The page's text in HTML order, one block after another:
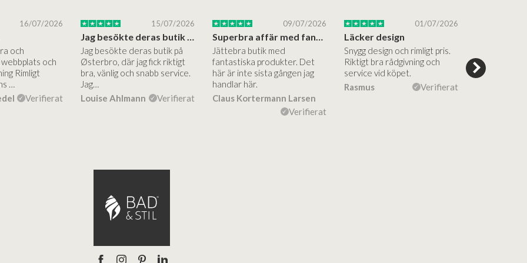
16/07/2026
och
och
Rimligt
…
Verifierat
15/07/2026
Jag besökte deras butik på Østerbro.
Jag besökte deras butik på
Østerbro, där jag fick riktigt
bra, vänlig och snabb service.
Jag…
Louise Ahlmann
Verifierat
09/07/2026
Superbra affär med fantastiska produkter
Jättebra butik med
fantastiska produkter. Det
här är inte sista gången jag
handlar här.
Claus Kortermann Larsen
Verifierat
01/07/2026
Läcker design
Snygg design och rimligt pris.
Riktigt bra rådgivning och
service vid köpet.
Rasmus
Verifierat
hjälpsamma
vägledning